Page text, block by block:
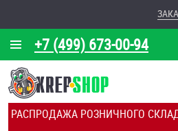
РАСПРОДАЖА РОЗНИЧНОГО
+7 (499) 673-00-94
О КОМПАНИИ
КАЛЬКУЛЯТОР